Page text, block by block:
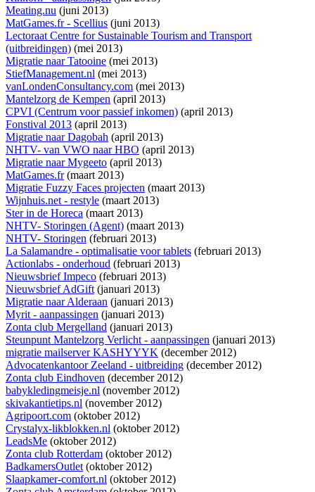
Meating.nu (juni 2013)
MatGames.fr - Scellius (juni 2013)
Lectoraat Centre for Sustainable Tourism and Transport
(uitbreidingen) (mei 2013)
Migratie naar Tatooine (mei 2013)
StiefManagement.nl (mei 2013)
vanLondenConsultancy.com (mei 2013)
Mantelzorg de Kempen (april 2013)
CPVI (Centrum voor passief inkomen) (april 2013)
Fonstival 2013 (april 2013)
Migratie naar Dagobah (april 2013)
NHTV- van VWO naar HBO (april 2013)
Migratie naar Mygeeto (april 2013)
MatGames.fr(maart 2013)
Migratie Fuzzy Faces projecten (maart 2013)
Wijnhuis.net - restyle (maart 2013)
Ster in de Horeca (maart 2013)
NHTV- Storingen (Agent) (maart 2013)
NHTV- Storingen (februari 2013)
La Salamandre - optimalisatie voor tablets (februari 2013)
Actionlabs - onderhoud (februari 2013)
Nieuwsbrief Impeco (februari 2013)
Nieuwsbrief AdGift(januari 2013)
Migratie naar Alderaan (januari 2013)
Myrit - aanpassingen (januari 2013)
Zonta club Mergelland (januari 2013)
Steunpunt Mantelzorg Verlicht - aanpassingen (januari 2013)
migratie mailserver KASHYYYK (december 2012)
Advocatenkantoor Zeeland - uitbreiding (december 2012)
Zonta club Eindhoven (december 2012)
babykledingmeisje.nl (november 2012)
skivakantietips.nl (november 2012)
Agripoort.com (oktober 2012)
Crystalyx-likblokken.nl (oktober 2012)
LeadsMe (oktober 2012)
Zonta club Rotterdam (oktober 2012)
BadkamersOutlet(oktober 2012)
Slaapkamer-comfort.nl (oktober 2012)